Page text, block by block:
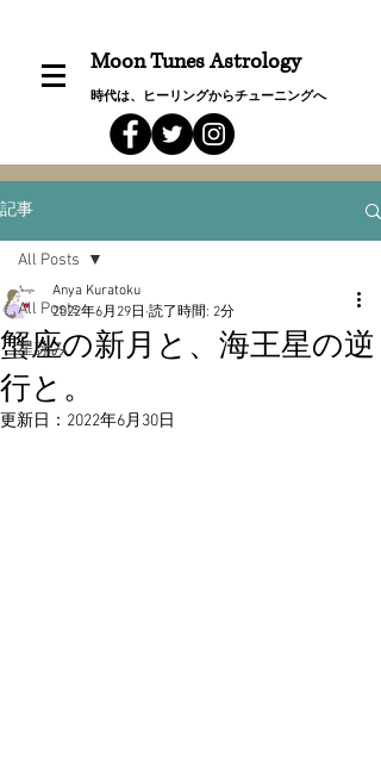
Moon Tunes Astrology
時代は、ヒーリングからチューニングへ
記事
All Posts
星詠み
All Posts
蟹座の新月と、海王星の逆
行と。
Anya Kuratoku
2022年6月29日 読了時間: 2分
更新日： 2022年6月30日